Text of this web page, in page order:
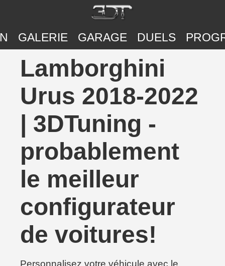
GALERIE GARAGE DUELS
Lamborghini
Urus 2018-2022
| 3DTuning -
probablement
le meilleur
configurateur
de voitures!
Personnalisez votre véhicule avec le